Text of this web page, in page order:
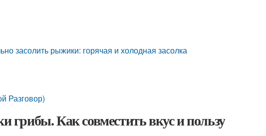
засолить рыжики: горячая и холодная засолка
Разговор)
Как совместить вкус и пользу